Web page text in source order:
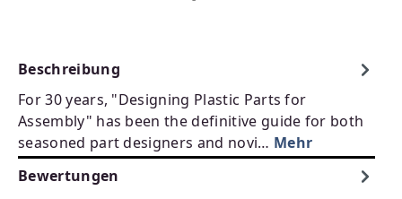
Beschreibung
For 30 years, "Designing Plastic Parts for
Assembly" has been the definitive guide for both
seasoned part designers and novi… Mehr
Bewertungen